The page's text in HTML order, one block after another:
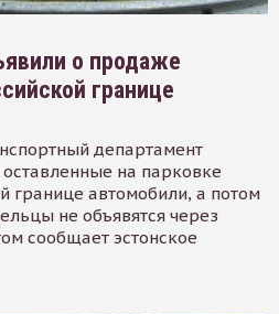
о продаже
границе
департамент
на парковке
границе автомобили, а потом
не объявятся через
сообщает эстонское